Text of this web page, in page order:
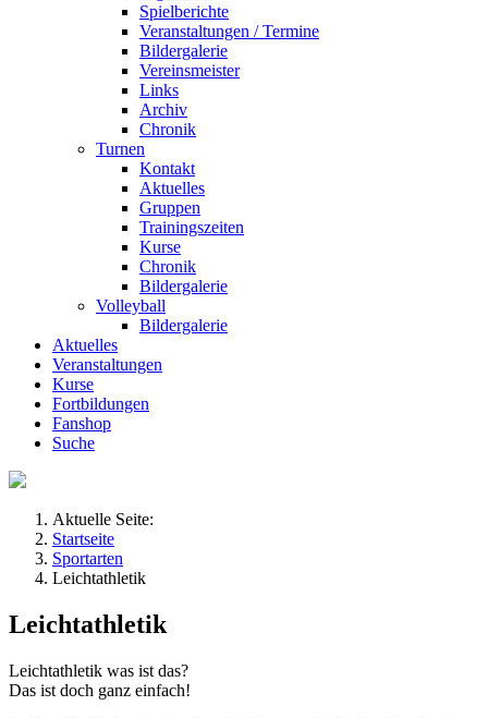
Spielberichte
Veranstaltungen / Termine
Bildergalerie
Vereinsmeister
Links
Archiv
Chronik
Turnen
Kontakt
Aktuelles
Gruppen
Trainingszeiten
Kurse
Chronik
Bildergalerie
Volleyball
Bildergalerie
Aktuelles
Veranstaltungen
Kurse
Fortbildungen
Fanshop
Suche
Aktuelle Seite:
Startseite
Sportarten
Leichtathletik
Leichtathletik
Leichtathletik was ist das?
Das ist doch ganz einfach!